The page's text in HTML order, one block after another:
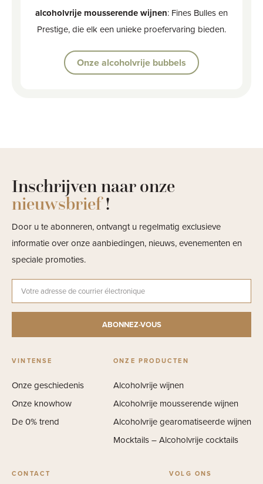
alcoholvrije mousserende wijnen: Fines Bulles en
Prestige, die elk een unieke proefervaring bieden.
Onze alcoholvrije bubbels
Inschrijven naar onze
nieuwsbrief!
Door u te abonneren, ontvangt u regelmatig exclusieve
informatie over onze aanbiedingen, nieuws, evenementen en
speciale promoties.
VINTENSE
Onze geschiedenis
Onze knowhow
De 0% trend
ONZE PRODUCTEN
Alcoholvrije wijnen
Alcoholvrije mousserende wijnen
Alcoholvrije gearomatiseerde wijnen
Mocktails – Alcoholvrije cocktails
CONTACT VOLG ONS